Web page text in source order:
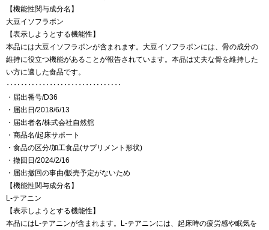
【機能性関与成分名】
大豆イソフラボン
【表示しようとする機能性】
本品には大豆イソフラボンが含まれます。大豆イソフラボンには、骨の成分の
維持に役立つ機能があることが報告されています。本品は丈夫な骨を維持した
い方に適した食品です。
‥‥‥‥‥‥‥‥‥‥‥‥‥‥‥‥
・届出番号/D36
・届出日/2018/6/13
・届出者名/株式会社自然舘
・商品名/起床サポート
・食品の区分/加工食品(サプリメント形状)
・撤回日/2024/2/16
・届出撤回の事由/販売予定がないため
【機能性関与成分名】
L-テアニン
【表示しようとする機能性】
本品にはL-テアニンが含まれます。L-テアニンには、起床時の疲労感や眠気を